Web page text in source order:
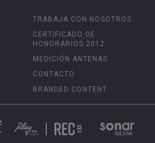
TRABAJA CON NOSOTROS
CERTIFICADO DE
HONORARIOS 2012
MEDICIÓN ANTENAS
CONTACTO
BRANDED CONTENT